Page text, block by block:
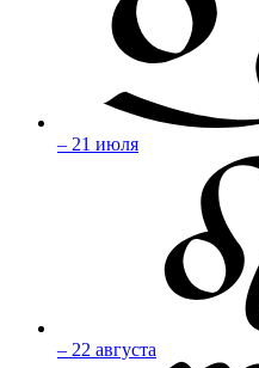
– 21 июля
– 22 августа